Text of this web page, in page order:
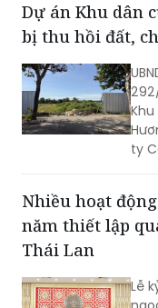
đội
lực,
tế -
dân.
Dự án Khu dân
bị thu hồi đất,
ty
Nhiều hoạt
năm thiết lập
Thái Lan
Lễ